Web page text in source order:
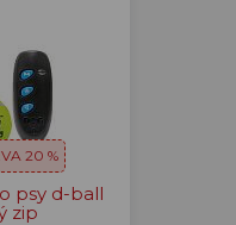
20 %
psy d-ball
zip